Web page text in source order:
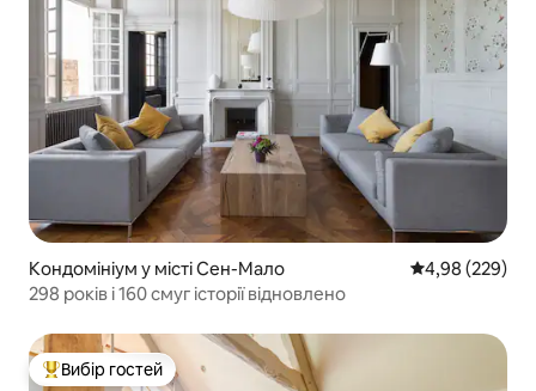
Кондомініум у місті Сен-Мало Середня
4,98 (229)
298 років і 160 смуг історії відновлено
Топ вибір гостей
Вибір гостей